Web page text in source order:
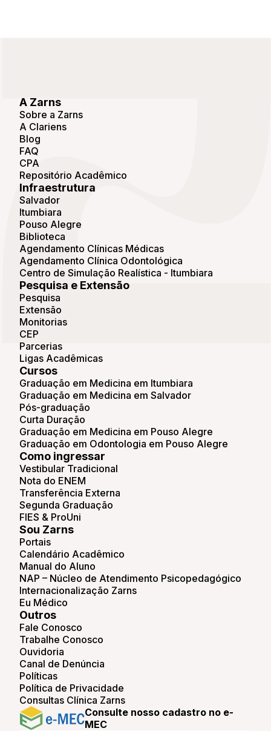
A Zarns
Sobre a Zarns
A Clariens
Blog
FAQ
CPA
Repositório Acadêmico
Infraestrutura
Salvador
Itumbiara
Pouso Alegre
Biblioteca
Agendamento Clínicas Médicas
Agendamento Clínica Odontológica
Centro de Simulação Realística - Itumbiara
Pesquisa e Extensão
Pesquisa
Extensão
Monitorias
CEP
Parcerias
Ligas Acadêmicas
Cursos
Graduação em Medicina em Itumbiara
Graduação em Medicina em Salvador
Pós-graduação
Curta Duração
Graduação em Medicina em Pouso Alegre
Graduação em Odontologia em Pouso Alegre
Como ingressar
Vestibular Tradicional
Nota do ENEM
Transferência Externa
Segunda Graduação
FIES & ProUni
Sou Zarns
Portais
Calendário Acadêmico
Manual do Aluno
NAP – Núcleo de Atendimento Psicopedagógico
Internacionalização Zarns
Eu Médico
Outros
Fale Conosco
Trabalhe Conosco
Ouvidoria
Canal de Denúncia
Políticas
Política de Privacidade
Consultas Clínica Zarns
Consulte nosso cadastro no e-
MEC